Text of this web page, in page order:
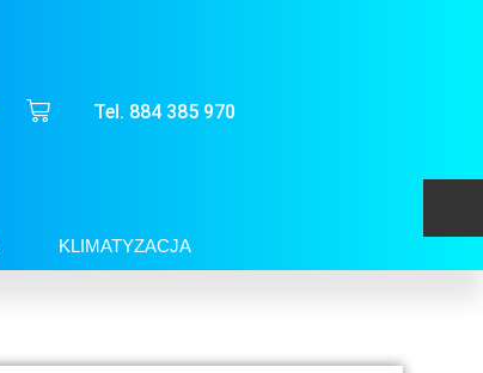
Tel. 884 385 970
KLIMATYZACJA